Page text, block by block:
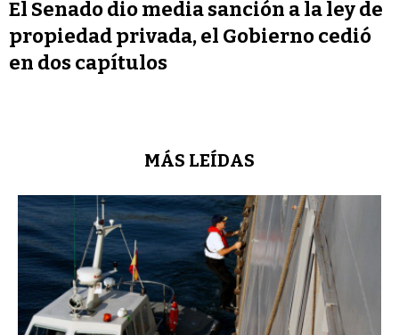
El Senado dio media sanción a la ley de
propiedad privada, el Gobierno cedió
en dos capítulos
MÁS LEÍDAS